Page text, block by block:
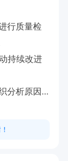
行质量检
持续改进
分析原因